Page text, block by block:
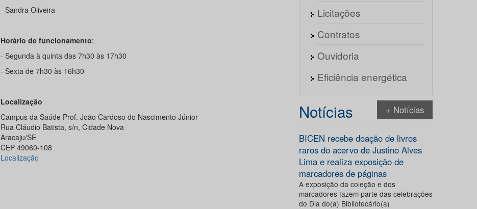
- Sandra Oliveira
Horário de funcionamento:
- Segunda à quinta das 7h30 às 17h30
- Sexta de 7h30 às 16h30
Localização
Campus da Saúde Prof. João Cardoso do Nascimento Júnior
Rua Cláudio Batista, s/n, Cidade Nova
Aracaju/SE
CEP 49060-108
Localização
Licitações
Contratos
Ouvidoria
Eficiência energética
Notícias + Notícias
BICEN recebe doação de livros
raros do acervo de Justino Alves
Lima e realiza exposição de
marcadores de páginas
A exposição da coleção e dos
marcadores fazem parte das celebrações
do Dia do(a) Bibliotecário(a)